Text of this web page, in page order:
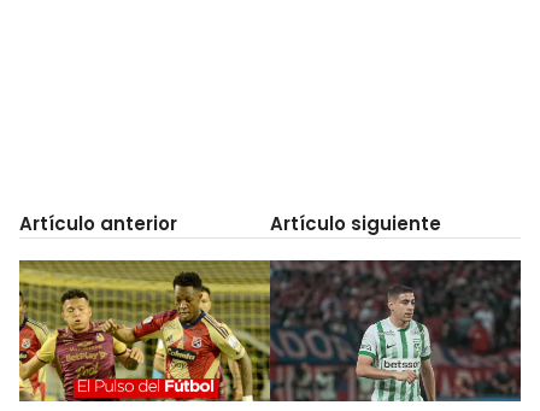
Artículo anterior Artículo siguiente